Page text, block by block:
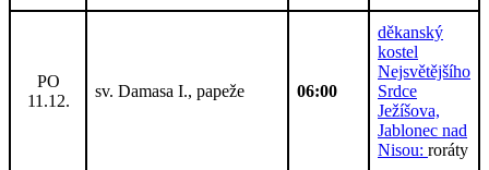
PO
11.12.
sv. Damasa I., papeže 06:00
děkanský
kostel
Nejsvětějšího
Srdce
Ježíšova,
Jablonec nad
Nisou: roráty